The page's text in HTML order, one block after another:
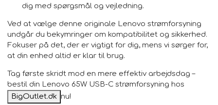
dig med spørgsmål og vejledning.
Ved at vælge denne originale Lenovo strømforsyning
undgår du bekymringer om kompatibilitet og sikkerhed.
Fokuser på det, der er vigtigt for dig, mens vi sørger for,
at din enhed altid er klar til brug.
Tag første skridt mod en mere effektiv arbejdsdag –
bestil din Lenovo 65W USB-C strømforsyning hos
BigOutlet.dk nu!